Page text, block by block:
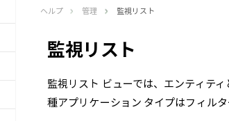
ヘルプ 管理 監視リスト
監視リスト
監視リスト ビューでは、エンティテ
種アプリケーション タイプはフィル